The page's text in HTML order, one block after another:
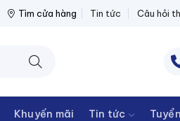
NPP THIẾT BỊ ĐIỆN THANH CHÂU
Tìm cửa hàng Tin tức Câu hỏi
Khuyến mãi Tin tức